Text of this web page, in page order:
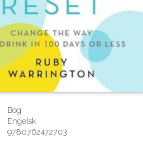
Bog
Engelsk
9780762472703